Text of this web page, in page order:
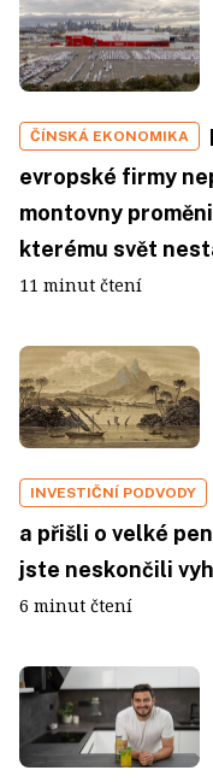
ČÍNSKÁ EKONOMIKA
evropské firmy
montovny
kterému svět
11 minut čtení
INVESTIČNÍ PODVODY
a přišli o velké
jste neskončili
6 minut čtení